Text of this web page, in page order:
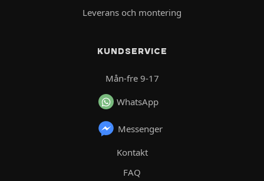
Leverans och montering
KUNDSERVICE
Mån-fre 9-17
WhatsApp
Messenger
Kontakt
FAQ